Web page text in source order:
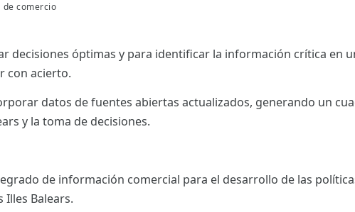
comercio
decisiones óptimas y para identificar la información crítica en
con acierto.
datos de fuentes abiertas actualizados, generando un
y la toma de decisiones.
de información comercial para el desarrollo de las
Illes Balears.